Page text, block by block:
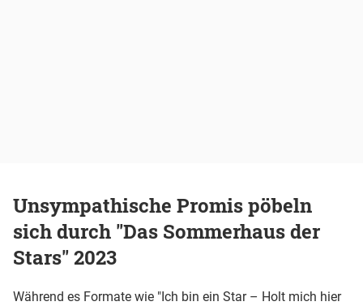
Unsympathische Promis pöbeln
sich durch "Das Sommerhaus der
Stars" 2023
Während es Formate wie "Ich bin ein Star – Holt mich hier